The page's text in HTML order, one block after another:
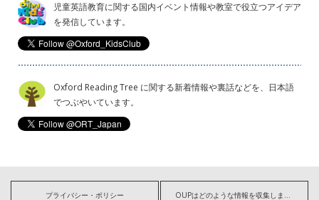
児童英語教育に関する国内イベント情報や教室で役立つアイデア
を発信しています。
Oxford Reading Tree に関する新着情報や裏話などを、日本語
でつぶやいています。
プライバシー・ポリシー OUPはどのような情報を収集しますか?